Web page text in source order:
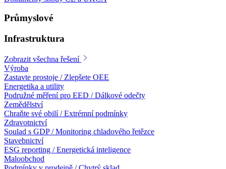
Průmyslové
Infrastruktura
Zobrazit všechna řešení
Výroba
Zastavte prostoje / Zlepšete OEE
Energetika a utility
Podružné měření pro EED / Dálkové odečty
Zemědělství
Chraňte své obilí / Extrémní podmínky
Zdravotnictví
Soulad s GDP / Monitoring chladového řetězce
Stavebnictví
ESG reporting / Energetická inteligence
Maloobchod